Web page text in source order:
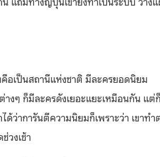
อเป็นสถานีแห่งชาติ มีละครยอดนิยม
งๆ ก็มีละครดังเยอะแยะเหมือนกัน แต่ก็
ว่าการันตีความนิยมก็เพราะว่า เขาทำ
วงเช้า